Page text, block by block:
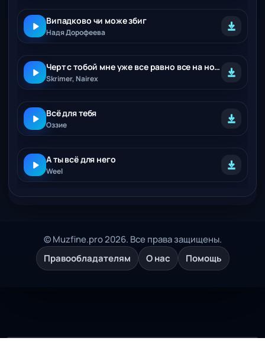
Випадково чи може збиг
Надя Дорофеева
Черт с тобой мне уже все равно все на ноль
Skrimer, Nairex
Всё для тебя
Oззиe
А ты всё для него
Weel
© Muzfine.pro 2026. Все права защищены.
Правообладателям
О нас Помощь